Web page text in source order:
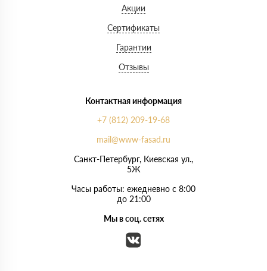
Акции
Сертификаты
Гарантии
Отзывы
Контактная информация
+7 (812) 209-19-68
mail@www-fasad.ru
Санкт-Петербург, ​Киевская ул.,
5Ж
Часы работы: ежедневно с 8:00
до 21:00
Мы в соц. сетях